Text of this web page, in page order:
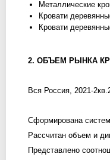
Металлические
Кровати
Кровати
2. ОБЪЕМ РЫНКА
Вся Россия, 2021-
Сформирована
Рассчитан объем и
Представлено